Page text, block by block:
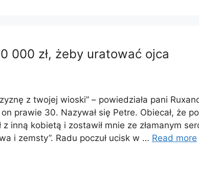
000 zł, żeby uratować ojca
z twojej wioski” – powiedziała pani
prawie 30. Nazywał się Petre. Obiecał, że
inną kobietą i zostawił mnie ze złamanym
i zemsty”. Radu poczuł ucisk w … Read more